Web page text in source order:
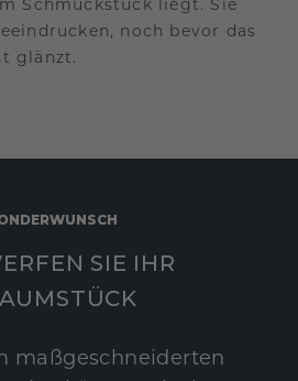
noch bevor das
glänzt.
SIE IHR
maßgeschneiderten